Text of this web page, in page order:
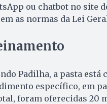
ou chatbot no site
as normas da Lei
Padilha, a pasta
específico, em
foram oferecidas 20